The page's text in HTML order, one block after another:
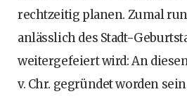
rechtzeitig planen. Zumal
anlässlich des Stadt-
weitergefeiert wird: An
v. Chr. gegründet worden